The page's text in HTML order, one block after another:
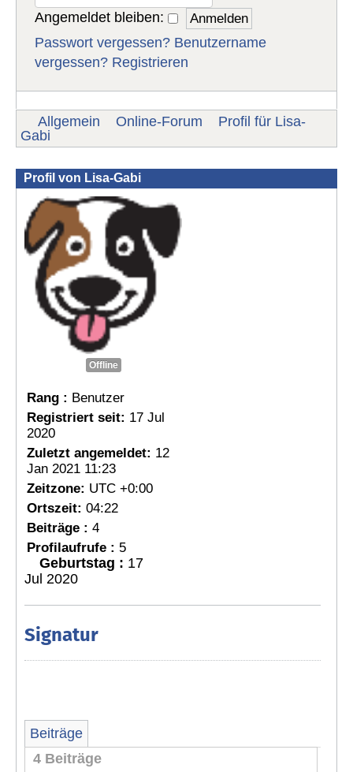
Angemeldet bleiben:
Passwort vergessen? Benutzername
vergessen? Registrieren
Allgemein Online-Forum
Profil für Lisa-
Gabi
Profil von Lisa-Gabi
Offline
Rang : Benutzer
Registriert seit: 17 Jul
2020
Zuletzt angemeldet: 12
Jan 2021 11:23
Zeitzone: UTC +0:00
Ortszeit: 04:22
Beiträge : 4
Profilaufrufe : 5
Geburtstag : 17
Jul 2020
Signatur
Beiträge
4 Beiträge